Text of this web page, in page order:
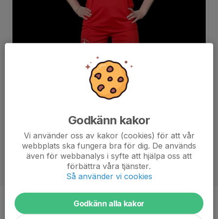
Ålder 15 år
Godkänn kakor
Vi använder oss av kakor (cookies) för att vår
webbplats ska fungera bra för dig. De används
även för webbanalys i syfte att hjälpa oss att
förbättra våra tjänster.
Så använder vi cookies
Godkänn alla kakor